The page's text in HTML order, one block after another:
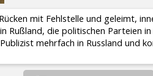
mit Fehlstelle und geleimt,
Rußland, die politischen Parteien
mehrfach in Russland und